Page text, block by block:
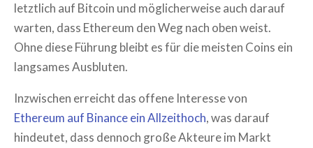
letztlich auf Bitcoin und möglicherweise auch darauf
warten, dass Ethereum den Weg nach oben weist.
Ohne diese Führung bleibt es für die meisten Coins ein
langsames Ausbluten.
Inzwischen erreicht das offene Interesse von
Ethereum auf Binance ein Allzeithoch, was darauf
hindeutet, dass dennoch große Akteure im Markt